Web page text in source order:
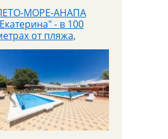
МОРЕ-АНАПА
- в 100
от пляжа,
входят в